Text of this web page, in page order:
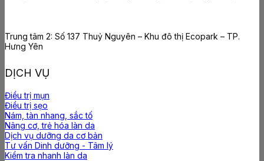
Trung tâm 2: Số 137 Thuỷ Nguyên – Khu đô thị Ecopark – TP.
Hưng Yên
DỊCH VỤ
Điều trị mụn
Điều trị sẹo
Nám, tàn nhang, sắc tố
Nâng cơ, trẻ hóa làn da
Dịch vụ dưỡng da cơ bản
Tư vấn Dinh dưỡng - Tâm lý
Kiểm tra nhanh làn da